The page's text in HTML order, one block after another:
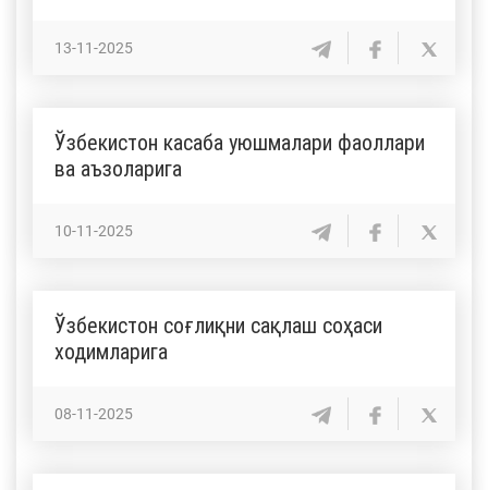
13-11-2025
Ўзбекистон касаба уюшмалари фаоллари
ва аъзоларига
10-11-2025
Ўзбекистон соғлиқни сақлаш соҳаси
ходимларига
08-11-2025